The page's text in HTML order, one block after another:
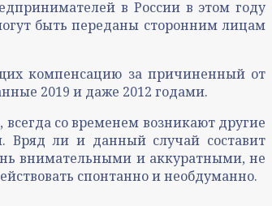
в России в этом году
быть переданы сторонним лицам
компенсацию за причиненный от
2019 и даже 2012 годами.
со временем возникают другие
Вряд ли и данный случай составит
внимательными и аккуратными, не
спонтанно и необдуманно.